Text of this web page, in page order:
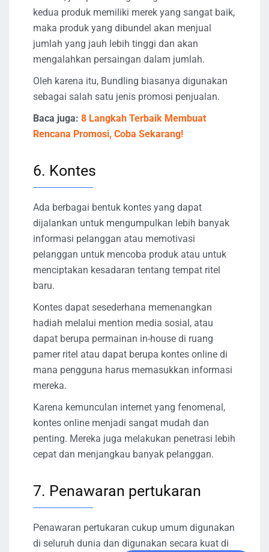
kedua produk memiliki merek yang sangat baik,
maka produk yang dibundel akan menjual
jumlah yang jauh lebih tinggi dan akan
mengalahkan persaingan dalam jumlah.
Oleh karena itu, Bundling biasanya digunakan
sebagai salah satu jenis promosi penjualan.
Baca juga: 8 Langkah Terbaik Membuat
Rencana Promosi, Coba Sekarang!
6. Kontes
Ada berbagai bentuk kontes yang dapat
dijalankan untuk mengumpulkan lebih banyak
informasi pelanggan atau memotivasi
pelanggan untuk mencoba produk atau untuk
menciptakan kesadaran tentang tempat ritel
baru.
Kontes dapat sesederhana memenangkan
hadiah melalui mention media sosial, atau
dapat berupa permainan in-house di ruang
pamer ritel atau dapat berupa kontes online di
mana pengguna harus memasukkan informasi
mereka.
Karena kemunculan internet yang fenomenal,
kontes online menjadi sangat mudah dan
penting. Mereka juga melakukan penetrasi lebih
cepat dan menjangkau banyak pelanggan.
7. Penawaran pertukaran
Penawaran pertukaran cukup umum digunakan
di seluruh dunia dan digunakan secara kuat di